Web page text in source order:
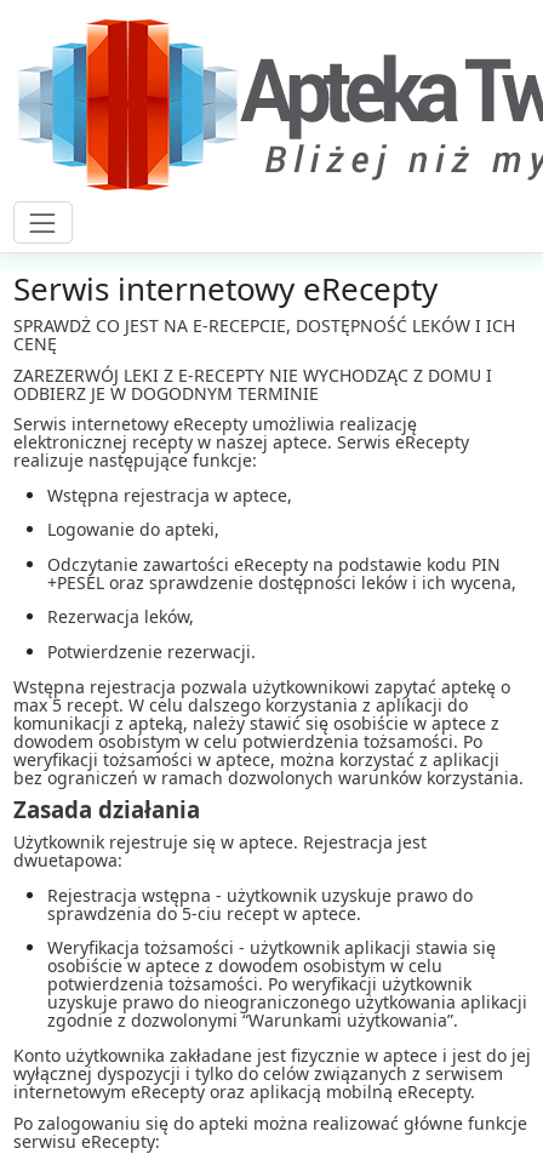
Serwis internetowy eRecepty
SPRAWDŻ CO JEST NA E-RECEPCIE, DOSTĘPNOŚĆ LEKÓW I ICH
CENĘ
ZAREZERWÓJ LEKI Z E-RECEPTY NIE WYCHODZĄC Z DOMU I
ODBIERZ JE W DOGODNYM TERMINIE
Serwis internetowy eRecepty umożliwia realizację
elektronicznej recepty w naszej aptece. Serwis eRecepty
realizuje następujące funkcje:
Wstępna rejestracja w aptece,
Logowanie do apteki,
Odczytanie zawartości eRecepty na podstawie kodu PIN
+PESEL oraz sprawdzenie dostępności leków i ich wycena,
Rezerwacja leków,
Potwierdzenie rezerwacji.
Wstępna rejestracja pozwala użytkownikowi zapytać aptekę o
max 5 recept. W celu dalszego korzystania z aplikacji do
komunikacji z apteką, należy stawić się osobiście w aptece z
dowodem osobistym w celu potwierdzenia tożsamości. Po
weryfikacji tożsamości w aptece, można korzystać z aplikacji
bez ograniczeń w ramach dozwolonych warunków korzystania.
Zasada działania
Użytkownik rejestruje się w aptece. Rejestracja jest
dwuetapowa:
Rejestracja wstępna - użytkownik uzyskuje prawo do
sprawdzenia do 5-ciu recept w aptece.
Weryfikacja tożsamości - użytkownik aplikacji stawia się
osobiście w aptece z dowodem osobistym w celu
potwierdzenia tożsamości. Po weryfikacji użytkownik
uzyskuje prawo do nieograniczonego użytkowania aplikacji
zgodnie z dozwolonymi “Warunkami użytkowania”.
Konto użytkownika zakładane jest fizycznie w aptece i jest do jej
wyłącznej dyspozycji i tylko do celów związanych z serwisem
internetowym eRecepty oraz aplikacją mobilną eRecepty.
Po zalogowaniu się do apteki można realizować główne funkcje
serwisu eRecepty: